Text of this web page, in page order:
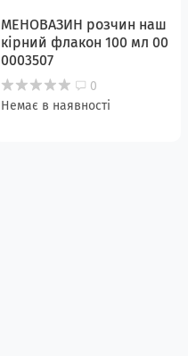
МЕНОВАЗИН розчин наш
кірний флакон 100 мл 00
0003507
0
Немає в наявності